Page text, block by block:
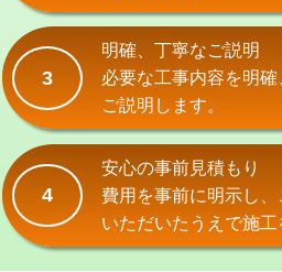
持込商品取付（混合水栓）
持込商品取付（浄水器・分岐水栓）
給水管工事※（ホール加工)
給水管工事※（バンド止め)
給水管工事※（支持金具設置)
給水管工事※（保温材使用（バンド
3
明確、丁寧なご説明
必要な工事内容を明確
ご説明します。
4
安心の事前見積もり
費用を事前に明示し、
いただいたうえで施工